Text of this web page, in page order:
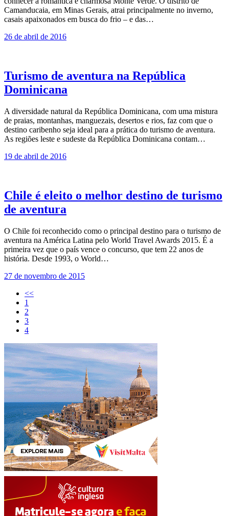
Camanducaia, em Minas Gerais, atrai principalmente no inverno,
casais apaixonados em busca do frio – e das…
26 de abril de 2016
Turismo de aventura na República
Dominicana
A diversidade natural da República Dominicana, com uma mistura
de praias, montanhas, manguezais, desertos e rios, faz com que o
destino caribenho seja ideal para a prática do turismo de aventura.
As regiões leste e sudeste da República Dominicana contam…
19 de abril de 2016
Chile é eleito o melhor destino de turismo
de aventura
O Chile foi reconhecido como o principal destino para o turismo de
aventura na América Latina pelo World Travel Awards 2015. É a
primeira vez que o país vence o concurso, que tem 22 anos de
história. Desde 1993, o World…
27 de novembro de 2015
<<
1
2
3
4